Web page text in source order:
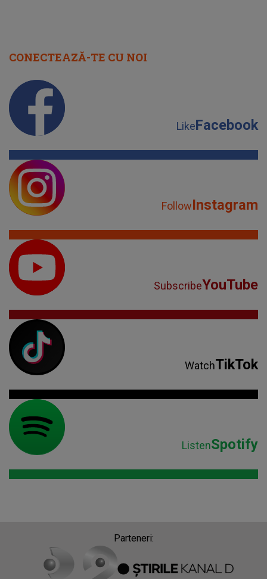
CONECTEAZĂ-TE CU NOI
LikeFacebook
FollowInstagram
SubscribeYouTube
WatchTikTok
ListenSpotify
Parteneri: